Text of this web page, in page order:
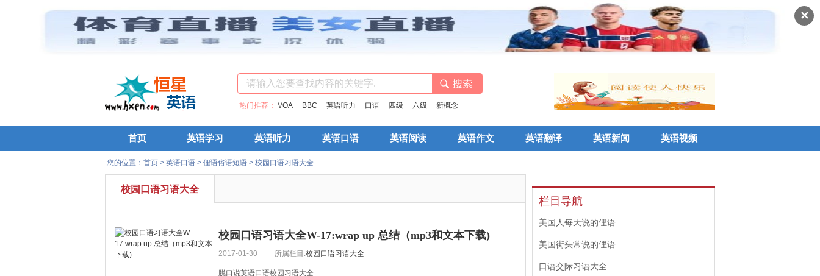
✕
热门推荐： VOA BBC 英语听力 口语 四级 六级 新概念
首页 英语学习 英语听力 英语口语 英语阅读 英语作文 英语翻译 英语新闻 英语视频
您的位置： 首页 > 英语口语 > 俚语俗语短语 > 校园口语习语大全
校园口语习语大全
校园口语习语大全W-17:wrap up 总结（mp3和文本下载)
2017-01-30 所属栏目:校园口语习语大全
脱口说英语口语校园习语大全
栏目导航
美国人每天说的俚语
美国街头常说的俚语
口语交际习语大全